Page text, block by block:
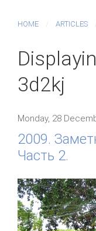
HOME ARTICLES
3d2kj
Monday, 28
2009.
Часть 2.